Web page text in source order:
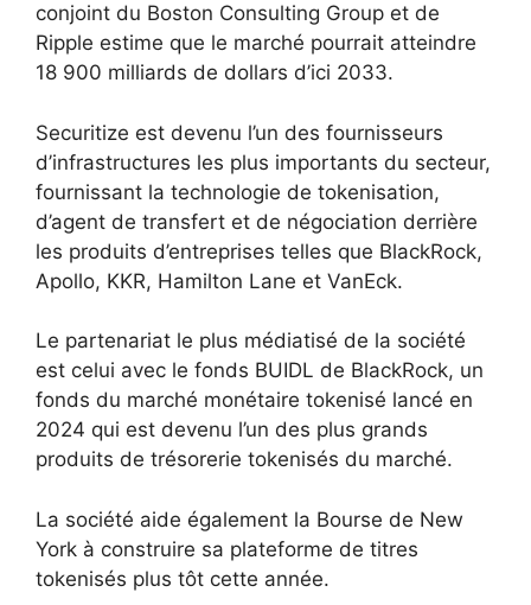
conjoint du Boston Consulting Group et de
Ripple estime que le marché pourrait atteindre
18 900 milliards de dollars d’ici 2033.
Securitize est devenu l’un des fournisseurs
d’infrastructures les plus importants du secteur,
fournissant la technologie de tokenisation,
d’agent de transfert et de négociation derrière
les produits d’entreprises telles que BlackRock,
Apollo, KKR, Hamilton Lane et VanEck.
Le partenariat le plus médiatisé de la société
est celui avec le fonds BUIDL de BlackRock, un
fonds du marché monétaire tokenisé lancé en
2024 qui est devenu l’un des plus grands
produits de trésorerie tokenisés du marché.
La société aide également la Bourse de New
York à construire sa plateforme de titres
tokenisés plus tôt cette année.